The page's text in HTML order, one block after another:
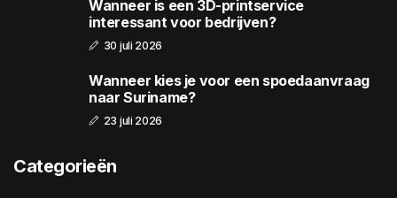
Wanneer is een 3D-printservice
interessant voor bedrijven?
30 juli 2026
Wanneer kies je voor een spoedaanvraag
naar Suriname?
23 juli 2026
Categorieën